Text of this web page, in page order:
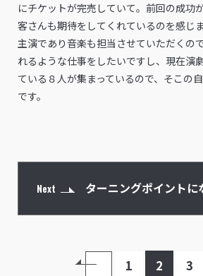
にチケットが完売していて。前回の成功
客さんも期待をしてくれているのを感じ
主演であり音楽も担当させていただくの
れるような仕事をしたいですし、現在演
ている８人が集まっているので、そこの
です。
Next ターニングポイントに
1 2 3